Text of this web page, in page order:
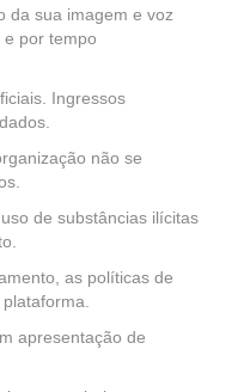
da sua imagem e voz
por tempo
Ingressos
não se
de substâncias ilícitas
as políticas de
apresentação de